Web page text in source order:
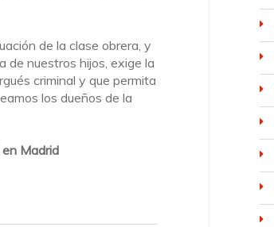
de la clase obrera, y
de nuestros hijos, exige la
criminal y que permita
los dueños de la
Madrid